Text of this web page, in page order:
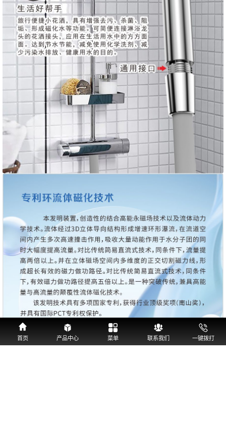
首页 产品中心 菜单 联系我们 一键拨打